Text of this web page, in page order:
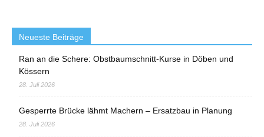
Neueste Beiträge
Ran an die Schere: Obstbaumschnitt-Kurse in Döben und
Kössern
28. Juli 2026
Gesperrte Brücke lähmt Machern – Ersatzbau in Planung
28. Juli 2026